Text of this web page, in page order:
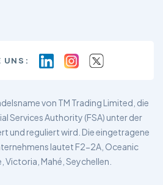
UNS:
von TM Trading Limited, die
Services Authority (FSA) unter der
und reguliert wird. Die eingetragene
lautet F2-2A, Oceanic
Mahé, Seychellen.